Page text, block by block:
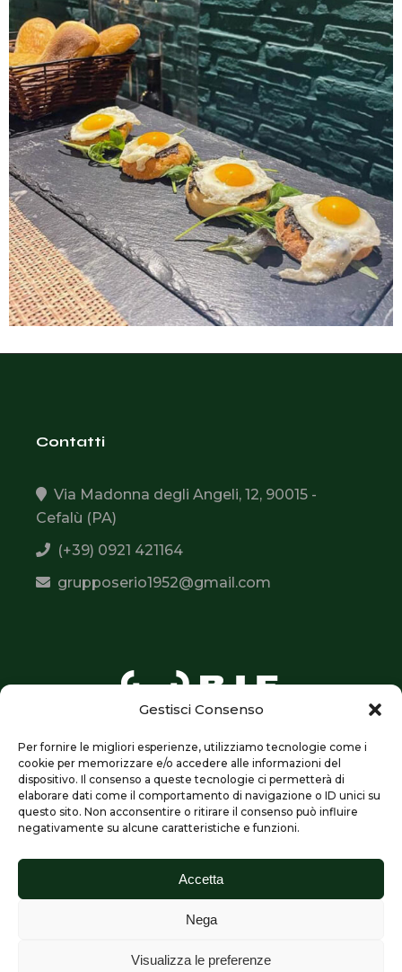
Gestisci Consenso
Per fornire le migliori esperienze, utilizziamo tecnologie come i
cookie per memorizzare e/o accedere alle informazioni del
dispositivo. Il consenso a queste tecnologie ci permetterà di
elaborare dati come il comportamento di navigazione o ID unici su
questo sito. Non acconsentire o ritirare il consenso può influire
negativamente su alcune caratteristiche e funzioni.
Accetta
Nega
Visualizza le preferenze
Contatti
Via Madonna degli Angeli, 12, 90015 -
Cefalù (PA)
(+39) 0921 421164
grupposerio1952@gmail.com
Seguici su: